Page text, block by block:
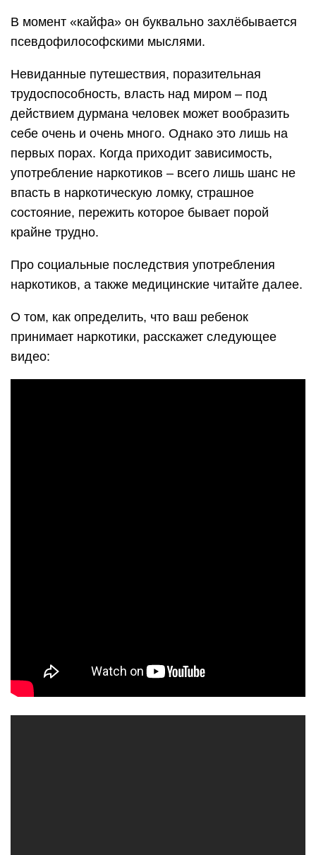
В момент «кайфа» он буквально захлёбывается
псевдофилософскими мыслями.
Невиданные путешествия, поразительная
трудоспособность, власть над миром – под
действием дурмана человек может вообразить
себе очень и очень много. Однако это лишь на
первых порах. Когда приходит зависимость,
употребление наркотиков – всего лишь шанс не
впасть в наркотическую ломку, страшное
состояние, пережить которое бывает порой
крайне трудно.
Про социальные последствия употребления
наркотиков, а также медицинские читайте далее.
О том, как определить, что ваш ребенок
принимает наркотики, расскажет следующее
видео: